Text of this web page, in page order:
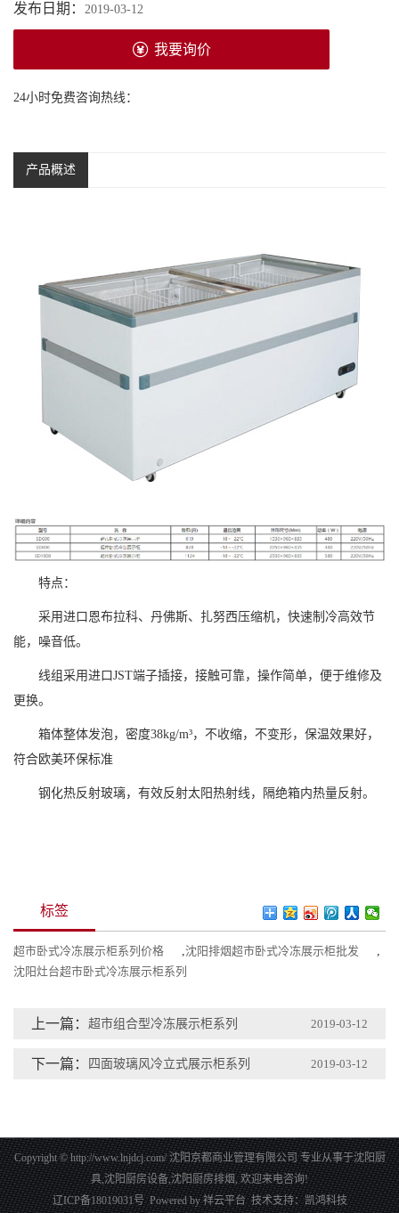
发布日期： 2019-03-12
我要询价
24小时免费咨询热线：
产品概述
特点：
采用进口恩布拉科、丹佛斯、扎努西压缩机，快速制冷高效节
能，噪音低。
线组采用进口JST端子插接，接触可靠，操作简单，便于维修及
更换。
箱体整体发泡，密度38kg/m³，不收缩，不变形，保温效果好，
符合欧美环保标准
钢化热反射玻璃，有效反射太阳热射线，隔绝箱内热量反射。
标签
超市卧式冷冻展示柜系列价格 沈阳排烟超市卧式冷冻展示柜批发
沈阳灶台超市卧式冷冻展示柜系列
上一篇： 超市组合型冷冻展示柜系列 2019-03-12
下一篇： 四面玻璃风冷立式展示柜系列 2019-03-12
Copyright © http://www.lnjdcj.com/ 沈阳京都商业管理有限公司 专业从事于沈阳厨
具,沈阳厨房设备,沈阳厨房排烟, 欢迎来电咨询!
辽ICP备18019031号Powered by祥云平台技术支持：凯鸿科技